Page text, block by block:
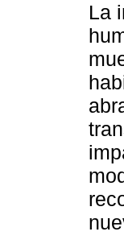
La